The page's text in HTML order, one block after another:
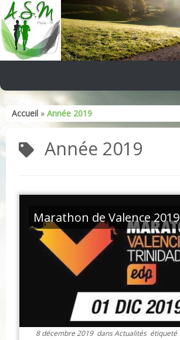
Skip
to
content
Accueil » Année 2019
Année 2019
Marathon de Valence 2019
8 décembre 2019dansActualités étiqueté